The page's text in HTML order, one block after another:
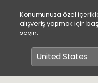
Konumunuza özel
alışveriş yapmak için
seçin.